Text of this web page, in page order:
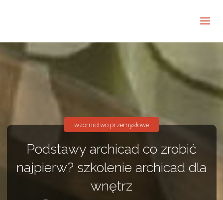
Podstawy archicad co zrobić
najpierw? szkolenie archicad dla
wnętrz
wzornictwo przemysłowe